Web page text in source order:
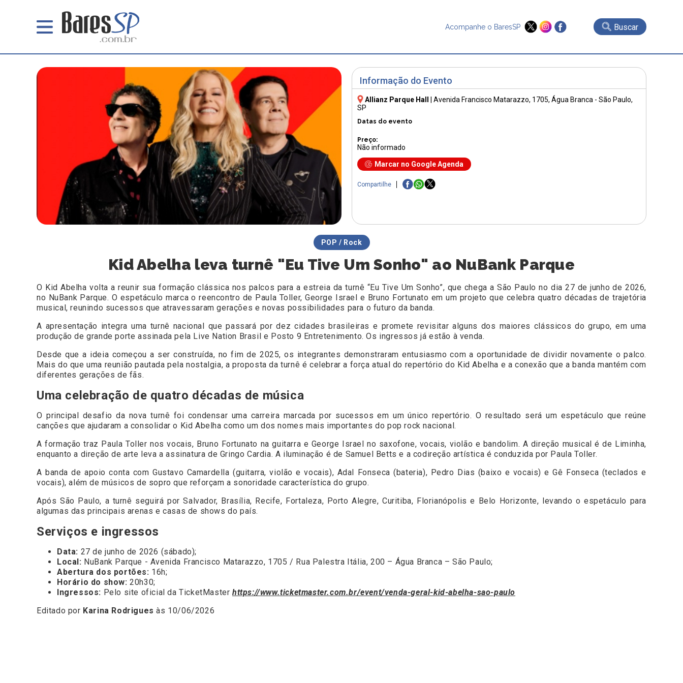
Acompanhe o BaresSP Buscar
Informação do Evento
Allianz Parque Hall Avenida Francisco Matarazzo, 1705, Água Branca - São Paulo,
SP
Datas do evento
Preço:
Não informado
Marcar no Google Agenda
Compartilhe
POP / Rock
Kid Abelha leva turnê "Eu Tive Um Sonho" ao NuBank Parque
O Kid Abelha volta a reunir sua formação clássica nos palcos para a estreia da turnê “Eu Tive Um Sonho”, que chega a São Paulo no dia 27 de junho de 2026,
no NuBank Parque. O espetáculo marca o reencontro de Paula Toller, George Israel e Bruno Fortunato em um projeto que celebra quatro décadas de trajetória
musical, reunindo sucessos que atravessaram gerações e novas possibilidades para o futuro da banda.
A apresentação integra uma turnê nacional que passará por dez cidades brasileiras e promete revisitar alguns dos maiores clássicos do grupo, em uma
produção de grande porte assinada pela Live Nation Brasil e Posto 9 Entretenimento. Os ingressos já estão à venda.
Desde que a ideia começou a ser construída, no fim de 2025, os integrantes demonstraram entusiasmo com a oportunidade de dividir novamente o palco.
Mais do que uma reunião pautada pela nostalgia, a proposta da turnê é celebrar a força atual do repertório do Kid Abelha e a conexão que a banda mantém com
diferentes gerações de fãs.
Uma celebração de quatro décadas de música
O principal desafio da nova turnê foi condensar uma carreira marcada por sucessos em um único repertório. O resultado será um espetáculo que reúne
canções que ajudaram a consolidar o Kid Abelha como um dos nomes mais importantes do pop rock nacional.
A formação traz Paula Toller nos vocais, Bruno Fortunato na guitarra e George Israel no saxofone, vocais, violão e bandolim. A direção musical é de Liminha,
enquanto a direção de arte leva a assinatura de Gringo Cardia. A iluminação é de Samuel Betts e a codireção artística é conduzida por Paula Toller.
A banda de apoio conta com Gustavo Camardella (guitarra, violão e vocais), Adal Fonseca (bateria), Pedro Dias (baixo e vocais) e Gê Fonseca (teclados e
vocais), além de músicos de sopro que reforçam a sonoridade característica do grupo.
Após São Paulo, a turnê seguirá por Salvador, Brasília, Recife, Fortaleza, Porto Alegre, Curitiba, Florianópolis e Belo Horizonte, levando o espetáculo para
algumas das principais arenas e casas de shows do país.
Serviços e ingressos
Data: 27 de junho de 2026 (sábado);
Local: NuBank Parque - Avenida Francisco Matarazzo, 1705 / Rua Palestra Itália, 200 – Água Branca – São Paulo;
Abertura dos portões: 16h;
Horário do show:20h30;
Ingressos: Pelo site oficial da TicketMaster https://www.ticketmaster.com.br/event/venda-geral-kid-abelha-sao-paulo
Editado por Karina Rodrigues às 10/06/2026